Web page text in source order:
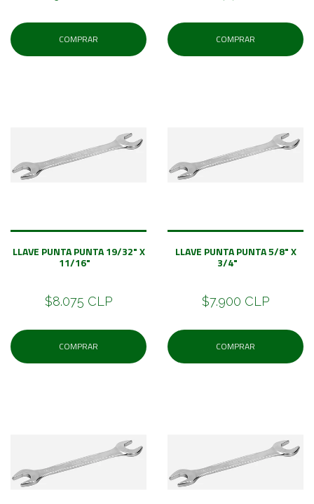
COMPRAR COMPRAR
LLAVE PUNTA PUNTA 19/32" X
11/16"
$8.075 CLP
COMPRAR
LLAVE PUNTA PUNTA 5/8" X
3/4"
$7.900 CLP
COMPRAR